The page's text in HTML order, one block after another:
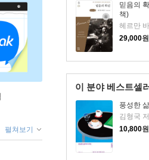
믿음의
책)
29,000원
이 분야 베스트셀
풍성한
김형국 저
10,800원
펼쳐보기